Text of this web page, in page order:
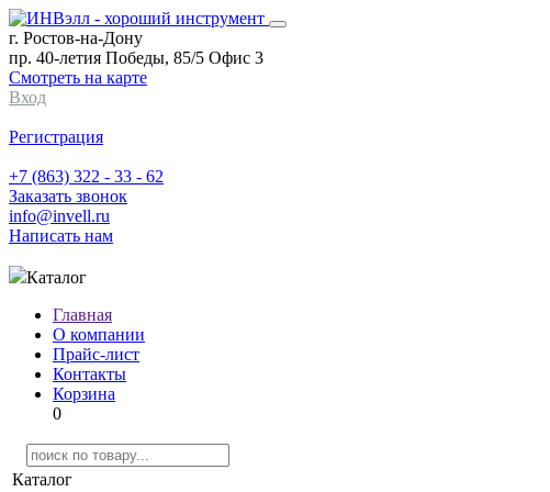
г. Ростов-на-Дону
пр. 40-летия Победы, 85/5 Офис 3
Смотреть на карте
Вход
Регистрация
+7 (863) 322 - 33 - 62
Заказать звонок
info@invell.ru
Написать нам
Каталог
Главная
О компании
Прайс-лист
Контакты
Корзина
0
Каталог